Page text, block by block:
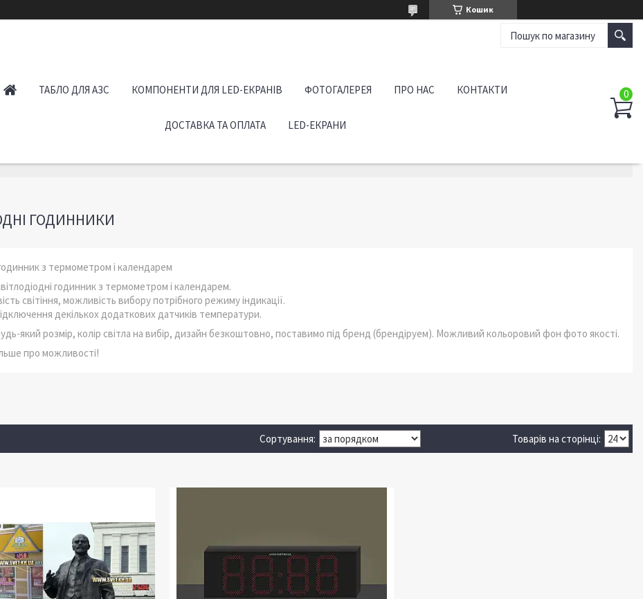
Кошик
ТАБЛО ДЛЯ АЗС КОМПОНЕНТИ ДЛЯ LED-ЕКРАНІВ ФОТОГАЛЕРЕЯ ПРО НАС КОНТАКТИ
ДОСТАВКА ТА ОПЛАТА LED-ЕКРАНИ
ГОДИННИКИ
з термометром і календарем
годинник з термометром і календарем.
світіння, можливість вибору потрібного режиму індикації.
декількох додаткових датчиків температури.
який розмір, колір світла на вибір, дизайн безкоштовно, поставимо під бренд (брендіруем). Можливий кольоровий фон фото якості.
про можливості!